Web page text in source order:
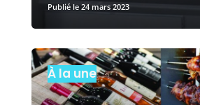
24 mars 2023
À la une